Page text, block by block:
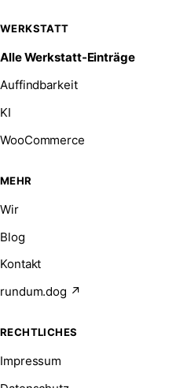
WERKSTATT
Alle Werkstatt-Einträge
Auffindbarkeit
KI
WooCommerce
MEHR
Wir
Blog
Kontakt
rundum.dog ↗
RECHTLICHES
Impressum